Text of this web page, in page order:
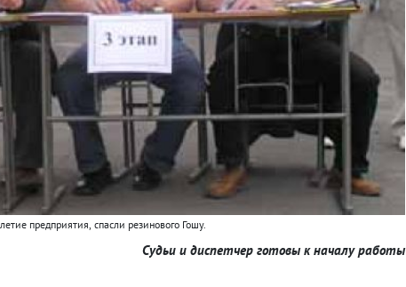
предприятия, спасли резинового Гошу.
Судьи и диспетчер готовы к началу работы